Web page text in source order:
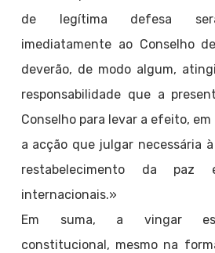
de legítima defesa
imediatamente ao Conselho
deverão, de modo algum,
responsabilidade que a
Conselho para levar a efeito,
a acção que julgar necessária
restabelecimento da paz
internacionais.»
Em suma, a vingar
constitucional, mesmo na